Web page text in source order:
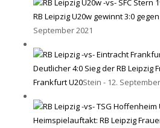
RB Leipzig U20w gewinnt 3:0
September 2021
Deutlicher 4:0 Sieg der RB Leipzig
Frankfurt U20Stein - 12.
Heimspielauftakt: RB Leipzig